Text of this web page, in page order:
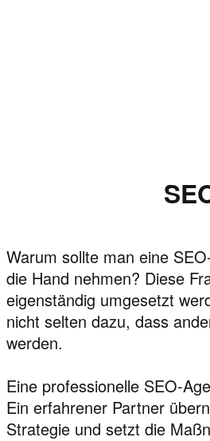
Warum sollte man eine
die Hand nehmen? Diese
eigenständig umgesetzt
nicht selten dazu, dass
werden.
Eine professionelle SEO-
Ein erfahrener Partner
Strategie und setzt die